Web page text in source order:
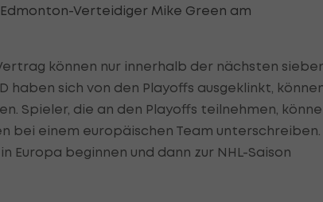
Edmonton-Verteidiger Mike Green am
können nur innerhalb der nächsten
haben sich von den Playoffs ausgeklinkt,
Spieler, die an den Playoffs teilnehmen,
bei einem europäischen Team unterschreiben.
Europa beginnen und dann zur NHL-Saison